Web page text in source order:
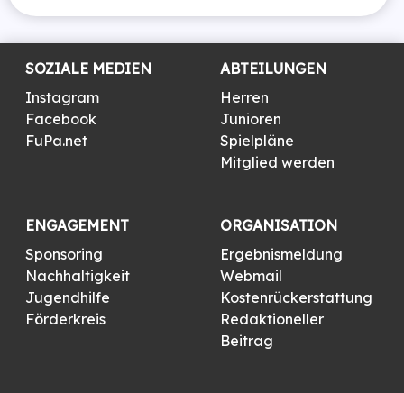
SOZIALE MEDIEN
Instagram
Facebook
FuPa.net
ABTEILUNGEN
Herren
Junioren
Spielpläne
Mitglied werden
ENGAGEMENT
Sponsoring
Nachhaltigkeit
Jugendhilfe
Förderkreis
ORGANISATION
Ergebnismeldung
Webmail
Kostenrückerstattung
Redaktioneller
Beitrag